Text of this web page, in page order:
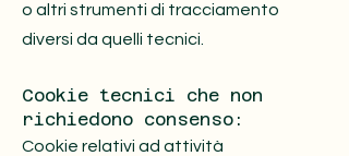
o altri strumenti di tracciamento
diversi da quelli tecnici.
Cookie tecnici che non
richiedono consenso:
Cookie relativi ad attività